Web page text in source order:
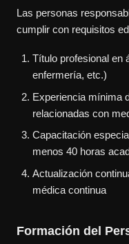
Las personas
cumplir con requisitos
Título profesional en
enfermería, etc.)
Experiencia mínima
relacionadas con
Capacitación
menos 40 horas
Actualización
médica continua
Formación del